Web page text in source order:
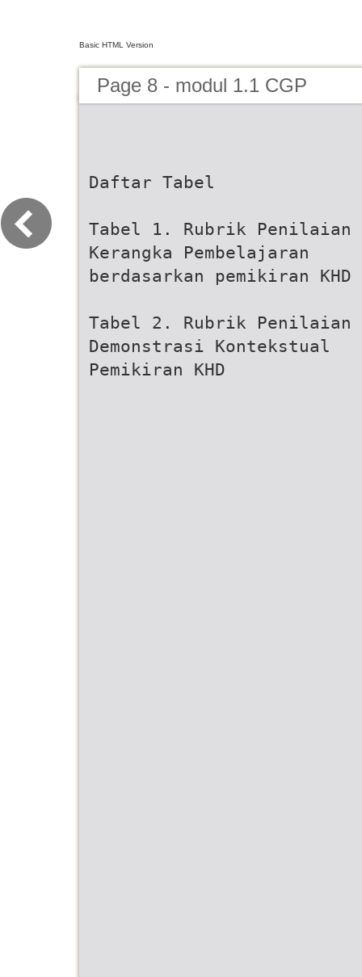
Basic HTML Version
Page 8 - modul 1.1 CGP
Daftar Tabel
Tabel 1. Rubrik Penilaian
Kerangka Pembelajaran
berdasarkan pemikiran KHD
Tabel 2. Rubrik Penilaian
Demonstrasi Kontekstual
Pemikiran KHD